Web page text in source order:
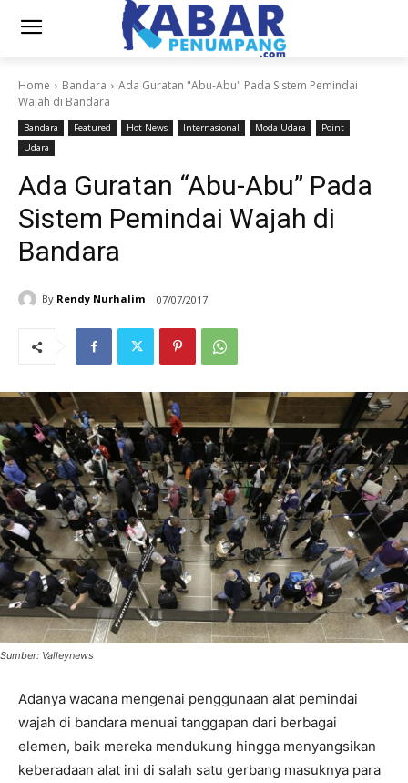
Home Bandara
Ada Guratan "Abu-Abu" Pada Sistem Pemindai
Wajah di Bandara
Bandara Featured Hot News Internasional Moda Udara
Point
Udara
Ada Guratan “Abu-Abu” Pada
Sistem Pemindai Wajah di
Bandara
By Rendy Nurhalim 07/07/2017
Sumber: Valleynews
Adanya wacana mengenai penggunaan alat pemindai
wajah di bandara menuai tanggapan dari berbagai
elemen, baik mereka mendukung hingga menyangsikan
keberadaan alat ini di salah satu gerbang masuknya para